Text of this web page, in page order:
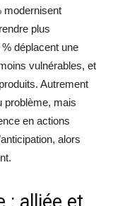
modernisent
plus
déplacent une
vulnérables, et
Autrement
problème, mais
en actions
alors